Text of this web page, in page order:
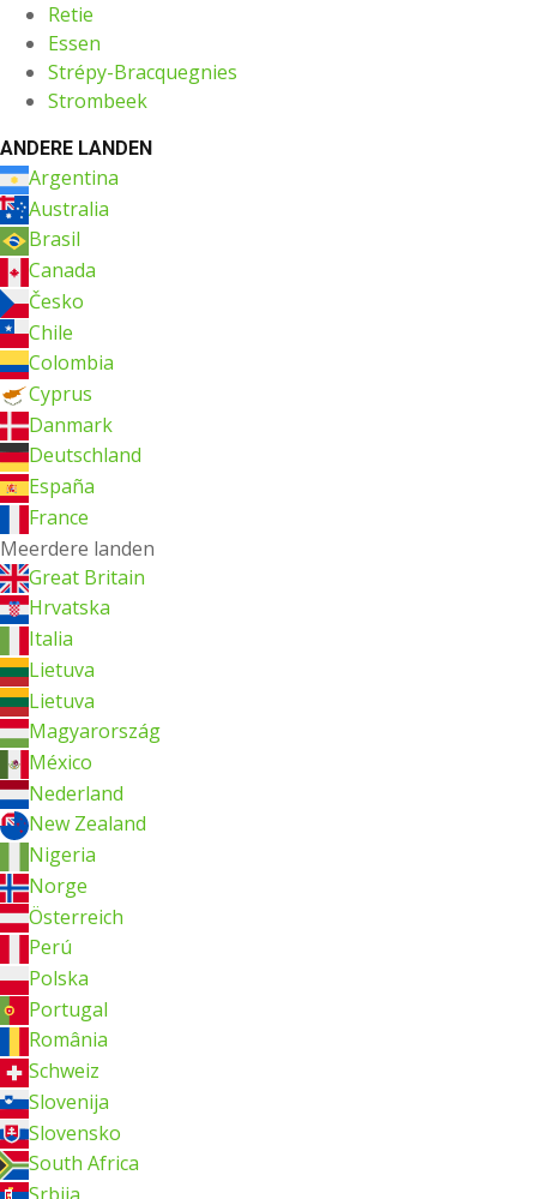
Retie
Essen
Strépy-Bracquegnies
Strombeek
ANDERE LANDEN
Argentina
Australia
Brasil
Canada
Česko
Chile
Colombia
Cyprus
Danmark
Deutschland
España
France
Meerdere landen
Great Britain
Hrvatska
Italia
Lietuva
Lietuva
Magyarország
México
Nederland
New Zealand
Nigeria
Norge
Österreich
Perú
Polska
Portugal
România
Schweiz
Slovenija
Slovensko
South Africa